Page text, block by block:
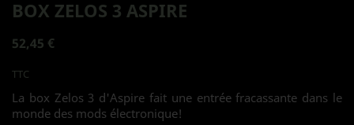
BOX ZELOS 3 ASPIRE
52,45 €
TTC
La box Zelos 3 d'Aspire fait une entrée fracassante dans le
monde des mods électronique!